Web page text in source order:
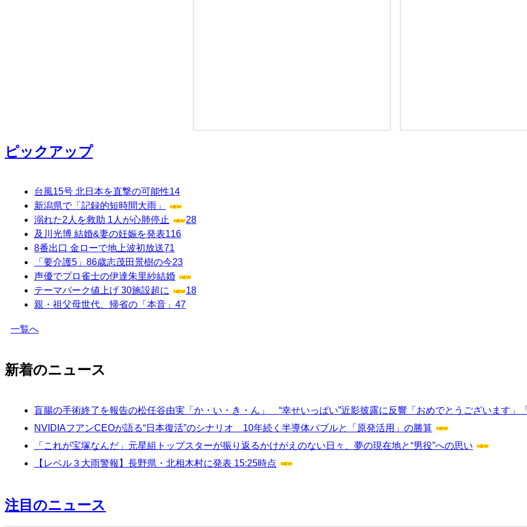
ピックアップ
台風15号 北日本を直撃の可能性14
新潟県で「記録的短時間大雨」
溺れた2人を救助 1人が心肺停止
28
及川光博 結婚&妻の妊娠を発表116
8番出口 金ローで地上波初放送71
「要介護5」86歳志茂田景樹の今23
声優でプロ雀士の伊達朱里紗結婚
テーマパーク値上げ 30施設超に
18
親・祖父母世代、帰省の「本音」 47
一覧へ
新着のニュース
盲腸の手術終了を報告の松任谷由実「か・い・き・ん」 “幸せいっぱい”近影披露に反響「おめでとうございます」
NVIDIAフアンCEOが語る“日本復活”のシナリオ 10年続く半導体バブルと「原発活用」の勝算
「これが宝塚なんだ」元星組トップスターが振り返るかけがえのない日々、夢の現在地と“男役”への思い
【レベル３大雨警報】長野県・北相木村に発表 15:25時点
注目のニュース